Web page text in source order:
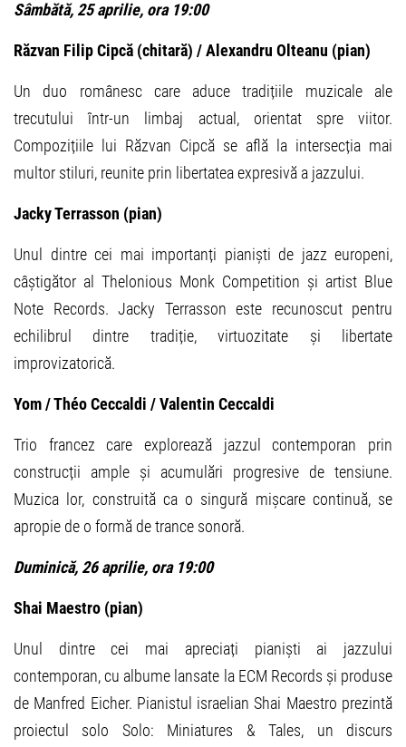
Sâmbătă, 25 aprilie, ora 19:00
Răzvan Filip Cipcă (chitară) / Alexandru Olteanu (pian)
Un duo românesc care aduce tradițiile muzicale ale
trecutului într-un limbaj actual, orientat spre viitor.
Compozițiile lui Răzvan Cipcă se află la intersecția mai
multor stiluri, reunite prin libertatea expresivă a jazzului.
Jacky Terrasson (pian)
Unul dintre cei mai importanți pianiști de jazz europeni,
câștigător al Thelonious Monk Competition și artist Blue
Note Records. Jacky Terrasson este recunoscut pentru
echilibrul dintre tradiție, virtuozitate și libertate
improvizatorică.
Yom / Théo Ceccaldi / Valentin Ceccaldi
Trio francez care explorează jazzul contemporan prin
construcții ample și acumulări progresive de tensiune.
Muzica lor, construită ca o singură mișcare continuă, se
apropie de o formă de trance sonoră.
Duminică, 26 aprilie, ora 19:00
Shai Maestro (pian)
Unul dintre cei mai apreciați pianiști ai jazzului
contemporan, cu albume lansate la ECM Records și produse
de Manfred Eicher. Pianistul israelian Shai Maestro prezintă
proiectul solo Solo: Miniatures & Tales, un discurs